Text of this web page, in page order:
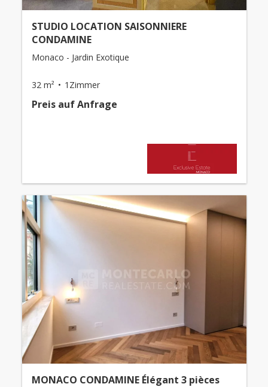
STUDIO LOCATION SAISONNIERE
CONDAMINE
Monaco - Jardin Exotique
32 m² 1Zimmer
Preis auf Anfrage
MONACO CONDAMINE Élégant 3 pièces